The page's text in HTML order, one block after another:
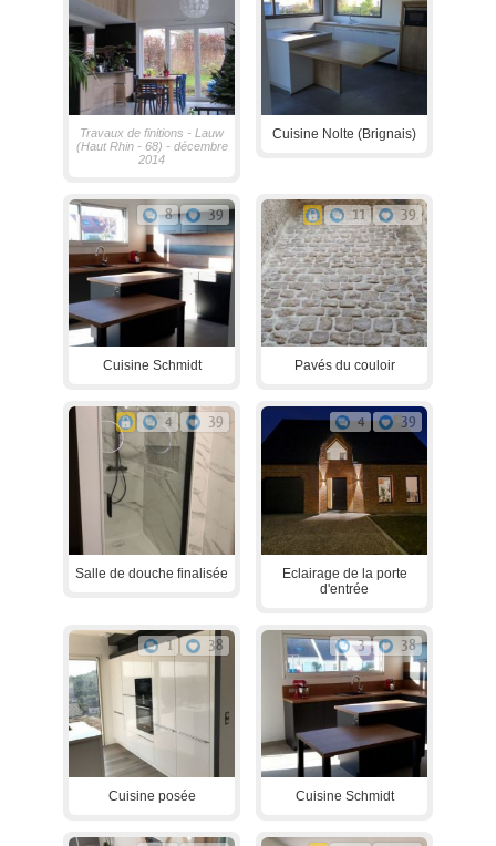
Travaux de finitions - Lauw
(Haut Rhin - 68) - décembre
2014
Cuisine Nolte (Brignais)
8 39
Cuisine Schmidt
11 39
Pavés du couloir
4 39
Salle de douche finalisée
4 39
Eclairage de la porte
d'entrée
1 38
Cuisine posée
3 38
Cuisine Schmidt